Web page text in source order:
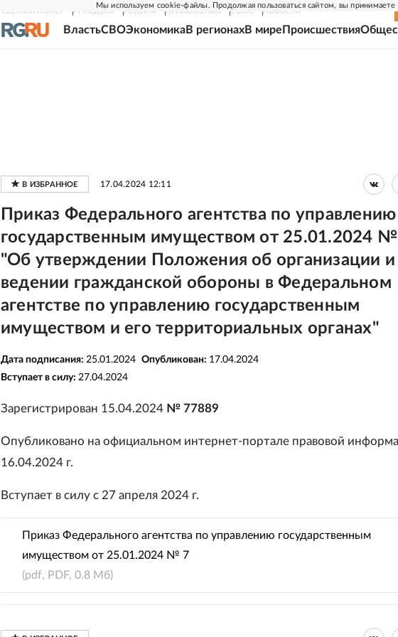
Мы используем cookie-файлы. Продолжая пользоваться сайтом, вы принимаете
СВЕЖИЙ НОМЕР РГ-НЕДЕЛЯ РОДИНА ПРИЛОЖЕНИЯ СОЮЗ НОВОСТИ
ВластьСВОЭкономикаВ регионахВ мире Происшествия
17.04.2024 12:11
Приказ Федерального агентства по управлению
государственным имуществом от 25.01.2024
"Об утверждении Положения об организации и
ведении гражданской обороны в Федеральном
агентстве по управлению государственным
имуществом и его территориальных органах"
Дата подписания: 25.01.2024 Опубликован: 17.04.2024
Вступает в силу: 27.04.2024
Зарегистрирован 15.04.2024 № 77889
Опубликовано на официальном интернет-портале правовой
16.04.2024 г.
Вступает в силу с 27 апреля 2024 г.
Приказ Федерального агентства по управлению государственным
имуществом от 25.01.2024 № 7
(pdf, PDF, 0.8 Мб)